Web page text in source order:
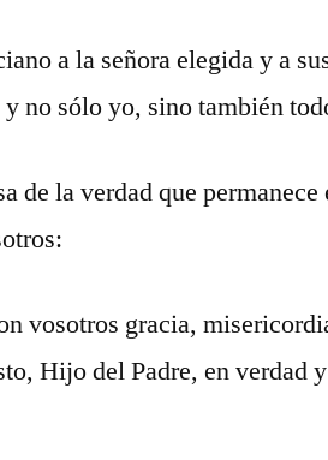
a la señora elegida y a
no sólo yo, sino también
de la verdad que
vosotros gracia,
Hijo del Padre, en verdad